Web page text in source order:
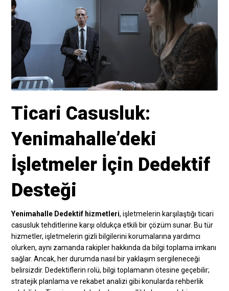
Ticari Casusluk:
Yenimahalle’deki
İşletmeler İçin Dedektif
Desteği
Yenimahalle Dedektif hizmetleri, işletmelerin karşılaştığı ticari
casusluk tehditlerine karşı oldukça etkili bir çözüm sunar. Bu tür
hizmetler, işletmelerin gizli bilgilerini korumalarına yardımcı
olurken, aynı zamanda rakipler hakkında da bilgi toplama imkanı
sağlar. Ancak, her durumda nasıl bir yaklaşım sergileneceği
belirsizdir. Dedektiflerin rolü, bilgi toplamanın ötesine geçebilir;
stratejik planlama ve rekabet analizi gibi konularda rehberlik